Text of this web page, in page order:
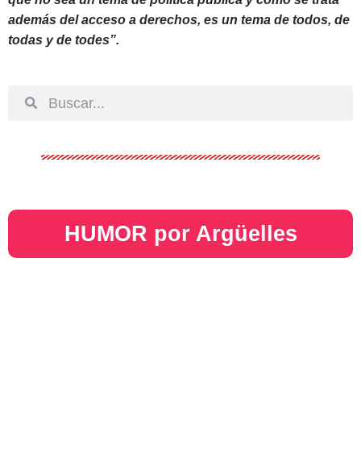
además del acceso a derechos, es un tema de todos, de
todas y de todes”.
HUMOR por Argüelles​